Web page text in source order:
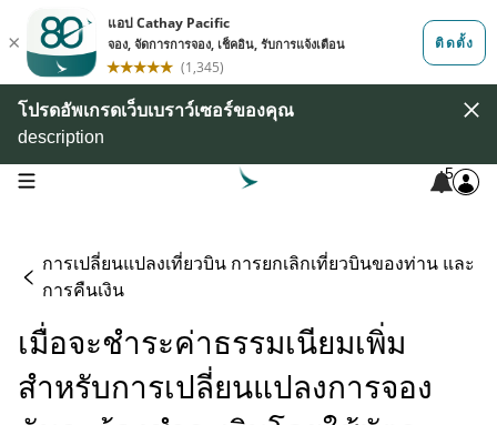
โปรดอัพเกรดเว็บเบราว์เซอร์ของคุณ
description
open navigation menu 5
การเปลี่ยนแปลงเที่ยวบิน การยกเลิกเที่ยวบินของท่าน และ
การคืนเงิน
เมื่อจะชำระค่าธรรมเนียมเพิ่ม
สำหรับการเปลี่ยนแปลงการจอง